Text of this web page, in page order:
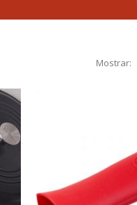
Mostrar: